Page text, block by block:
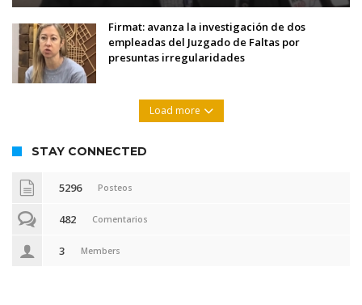
Firmat: avanza la investigación de dos
empleadas del Juzgado de Faltas por
presuntas irregularidades
Load more
STAY CONNECTED
5296 Posteos
482 Comentarios
3 Members